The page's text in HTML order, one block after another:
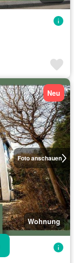
Foto anschauen
Neu
Wohnung